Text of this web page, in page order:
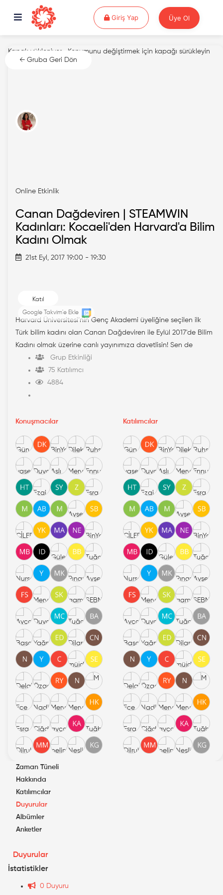
Giriş YapGiriş Yap Üye Ol
← Gruba Geri Dön
Kapak yükleniyor... Konumunu değiştirmek için kapağı sürükleyin
Online Etkinlik
Canan Dağdeviren | STEAMWIN
Kadınları: Kocaeli'den Harvard'a Bilim
Kadını Olmak
21st Eyl, 2017 19:00 - 19:30
Katıl
Google Takvim'e Ekle
Harvard Üniversitesi’nin Genç Akademi üyeliğine seçilen ilk
Türk bilim kadını olan Canan Dağdeviren ile Eylül 2017'de Bilim
Kadını olmak üzerine canlı yayınımıza davetlisin! Sen de
Grup Etkinliği
75 Katılımcı
4884
Konuşmacılar Katılımcılar
Zaman Tüneli
Hakkında
Katılımcılar
Duyurular
Albümler
Anketler
Duyurular
İstatistikler
0 Duyuru